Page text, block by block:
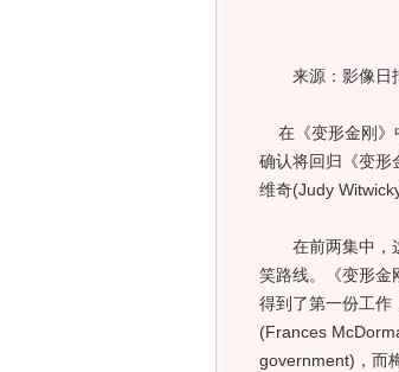
来源：影像日
在《变形金刚》
确认将回归《变形
维奇(Judy
在前两集中，这
笑路线。《变形金
得到了第一份工作
(Frances
government)，而